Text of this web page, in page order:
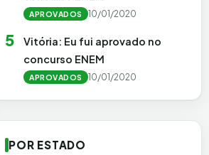
APROVADOS 10/01/2020
5
Vitória: Eu fui aprovado no
concurso ENEM
APROVADOS 10/01/2020
POR ESTADO